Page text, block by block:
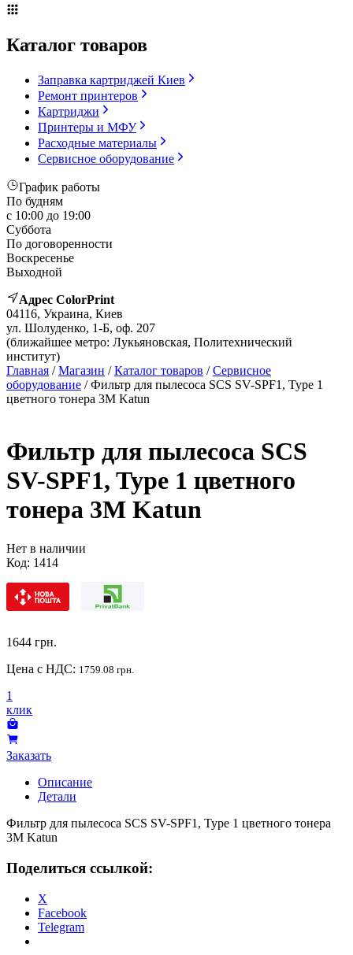
Каталог товаров
Заправка картриджей Киев
Ремонт принтеров
Картриджи
Принтеры и МФУ
Расходные материалы
Сервисное оборудование
График работы
По будням
с 10:00 до 19:00
Суббота
По договоренности
Воскресенье
Выходной
Адрес ColorPrint
04116, Украина, Киев
ул. Шолуденко, 1-Б, оф. 207
(ближайшее метро: Лукьяновская, Политехнический
институт)
Главная /Магазин /Каталог товаров /Сервисное
оборудование / Фильтр для пылесоса SCS SV-SPF1, Type 1
цветного тонера 3M Katun
Фильтр для пылесоса SCS
SV-SPF1, Type 1 цветного
тонера 3M Katun
Нет в наличии
Код: 1414
1644 грн.
Цена с НДС: 1759.08 грн.
1
клик
Заказать
Описание
Детали
Фильтр для пылесоса SCS SV-SPF1, Type 1 цветного тонера
3M Katun
Поделиться ссылкой:
X
Facebook
Telegram